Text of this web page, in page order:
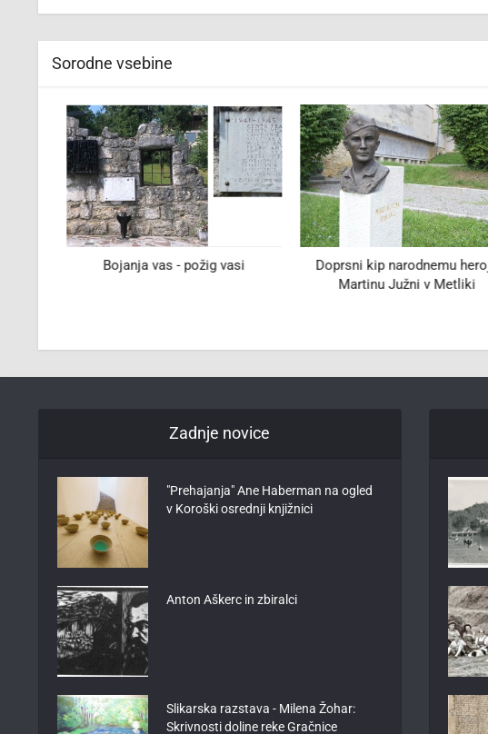
Sorodne vsebine
Bojanja vas - požig vasi
Doprsni kip narodnemu heroju
Martinu Južni v Metliki
Zadnje novice
"Prehajanja" Ane Haberman na ogled
v Koroški osrednji knjižnici
Anton Aškerc in zbiralci
Slikarska razstava - Milena Žohar:
Skrivnosti doline reke Gračnice